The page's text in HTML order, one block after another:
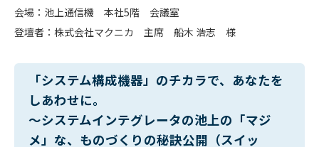
会場：池上通信機 本社5階 会議室
登壇者：株式会社マクニカ 主席 船木 浩志 様
「システム構成機器」のチカラで、あなたを
しあわせに。
～システムインテグレータの池上の「マジ
メ」な、ものづくりの秘訣公開（スイッ